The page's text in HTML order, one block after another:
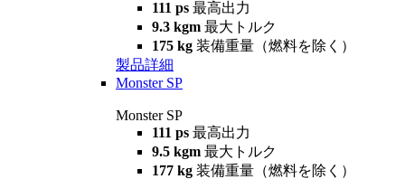
111 ps 最高出力
9.3 kgm 最大トルク
175 kg 装備重量（燃料を除く）
製品詳細
Monster SP
Monster SP
111 ps 最高出力
9.5 kgm 最大トルク
177 kg 装備重量（燃料を除く）